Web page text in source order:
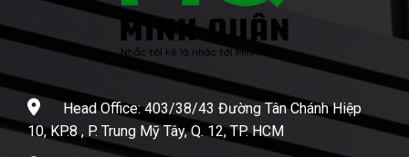
Head Office: 403/38/43 Đường Tân Chánh Hiệp
10, KP.8 , P. Trung Mỹ Tây, Q. 12, TP. HCM